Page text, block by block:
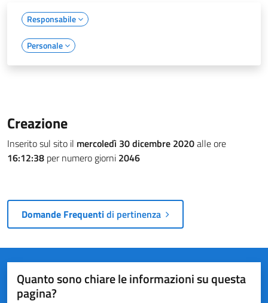
Responsabile
Personale
Creazione
Inserito sul sito il mercoledì 30 dicembre 2020alle ore
16:12:38 per numero giorni 2046
Domande Frequentidi pertinenza
Quanto sono chiare le informazioni su questa
pagina?